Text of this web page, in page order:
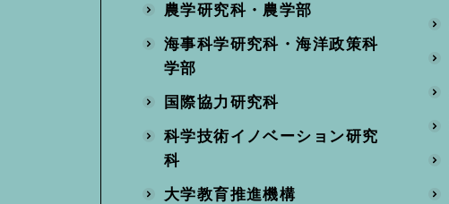
農学研究科・農学部
海事科学研究科・海洋政策科
学部
国際協力研究科
科学技術イノベーション研究
科
大学教育推進機構